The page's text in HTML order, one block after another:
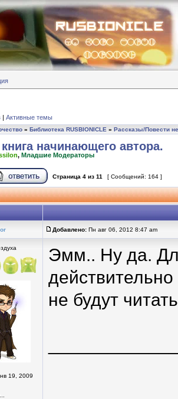
| Активные темы
» Библиотека RUSBIONICLE » Рассказы/Повести
начинающего автора.
, Младшие Модераторы
Страница 4 из 11 [ Сообщений: 164 ]
Добавлено: Пн авг 06, 2012 8:47 am
19, 2009
Эмм.. Ну да.
не будут